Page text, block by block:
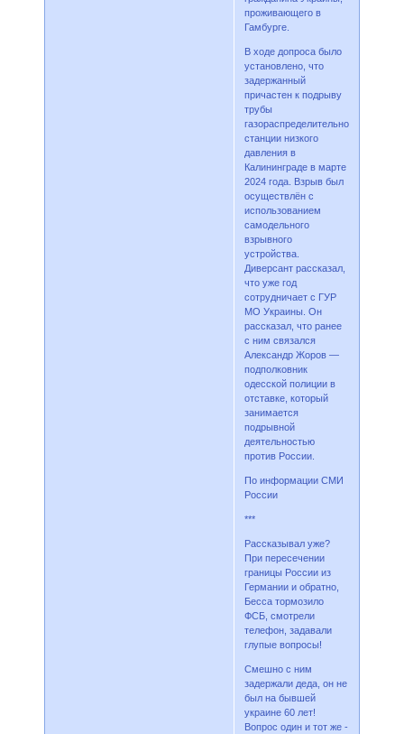
проживающего в
Гамбурге.
В ходе допроса было
установлено, что
задержанный
причастен к подрыву
трубы
газораспределительной
станции низкого
давления в
Калининграде в марте
2024 года. Взрыв был
осуществлён с
использованием
самодельного
взрывного
устройства.
Диверсант рассказал,
что уже год
сотрудничает с ГУР
МО Украины. Он
рассказал, что ранее
с ним связался
Александр Жоров —
подполковник
одесской полиции в
отставке, который
занимается
подрывной
деятельностью
против России.
По информации СМИ
России
***
Рассказывал уже?
При пересечении
границы России из
Германии и обратно,
Бесса тормозило
ФСБ, смотрели
телефон, задавали
глупые вопросы!
Смешно с ним
задержали деда, он не
был на бывшей
украине 60 лет!
Вопрос один и тот же -